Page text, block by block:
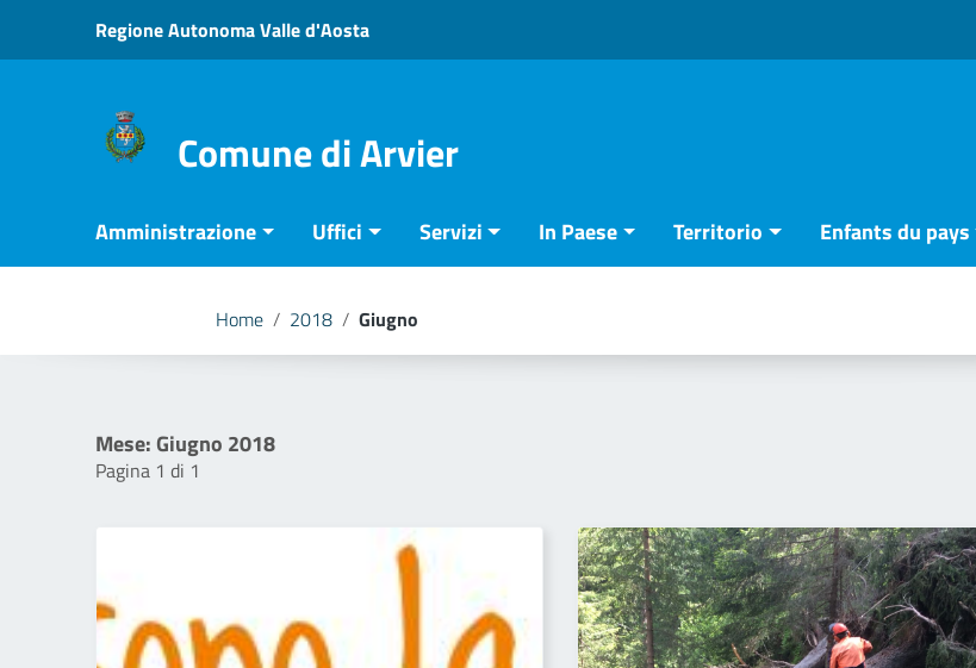
Vai ai contenuti
Vai al menu di navigazione
Regione Autonoma Valle d'Aosta
Comune di Arvier
Amministrazione Uffici Servizi In Paese Territorio Enfants du pays
Home / 2018 / Giugno
Mese:Giugno 2018
Pagina 1 di 1